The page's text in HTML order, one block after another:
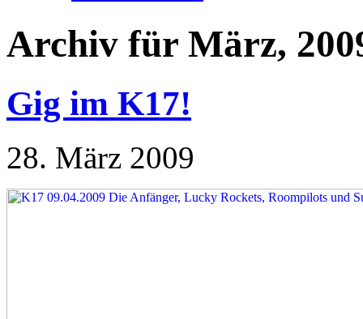
Archiv für März,
Gig im K17!
28. März 2009